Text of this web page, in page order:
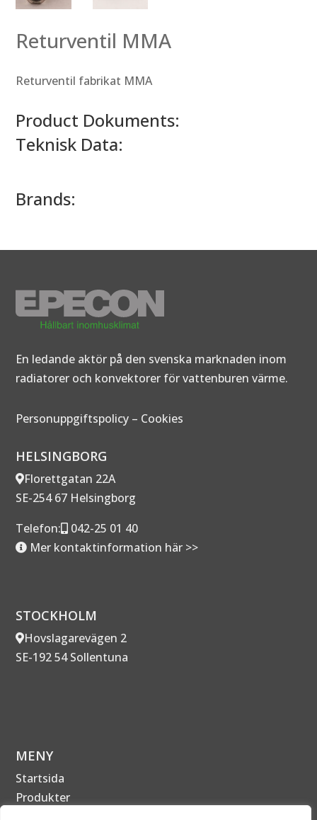
Returventil MMA
Returventil fabrikat MMA
Product Dokuments:
Teknisk Data:
Brands:
En ledande aktör på den svenska marknaden inom
radiatorer och konvektorer för vattenburen värme.
Personuppgiftspolicy – Cookies
HELSINGBORG
Florettgatan 22A
SE-254 67 Helsingborg
Telefon:
042-25 01 40
Mer kontaktinformation här >>
STOCKHOLM
Hovslagarevägen 2
SE-192 54 Sollentuna
MENY
Startsida
Produkter